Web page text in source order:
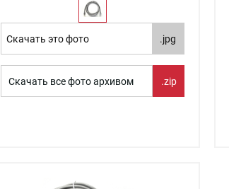
Скачать это фото .jpg
Скачать все фото архивом .zip